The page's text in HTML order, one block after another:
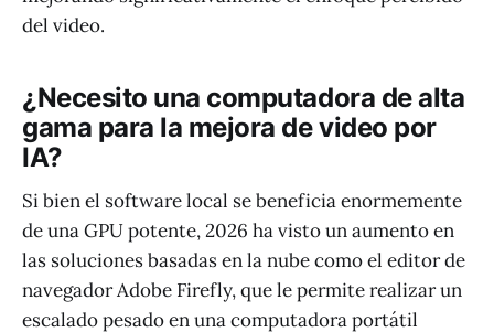
del video.
¿Necesito una computadora de alta
gama para la mejora de video por
IA?
Si bien el software local se beneficia enormemente
de una GPU potente, 2026 ha visto un aumento en
las soluciones basadas en la nube como el editor de
navegador Adobe Firefly, que le permite realizar un
escalado pesado en una computadora portátil